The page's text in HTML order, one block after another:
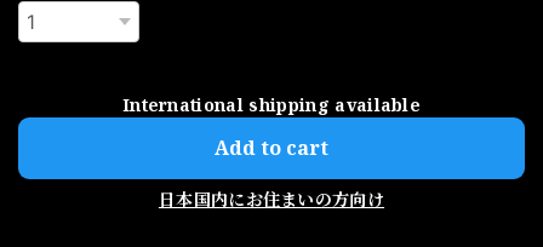
International shipping available
Add to cart
日本国内にお住まいの方向け